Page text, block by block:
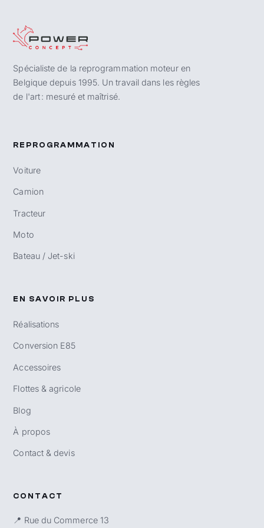
Spécialiste de la reprogrammation moteur en
Belgique depuis 1995. Un travail dans les règles
de l'art : mesuré et maîtrisé.
REPROGRAMMATION
Voiture
Camion
Tracteur
Moto
Bateau / Jet-ski
EN SAVOIR PLUS
Réalisations
Conversion E85
Accessoires
Flottes & agricole
Blog
À propos
Contact & devis
CONTACT
📍 Rue du Commerce 13